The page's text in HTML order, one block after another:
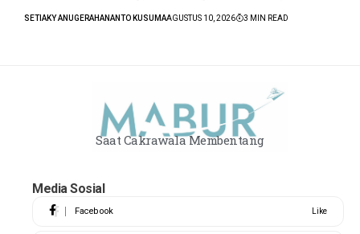
SETIAKY ANUGERAHANANTO KUSUMAAGUSTUS 10, 2026 3 MIN READ
Saat Cakrawala Membentang
Media Sosial
Facebook Like